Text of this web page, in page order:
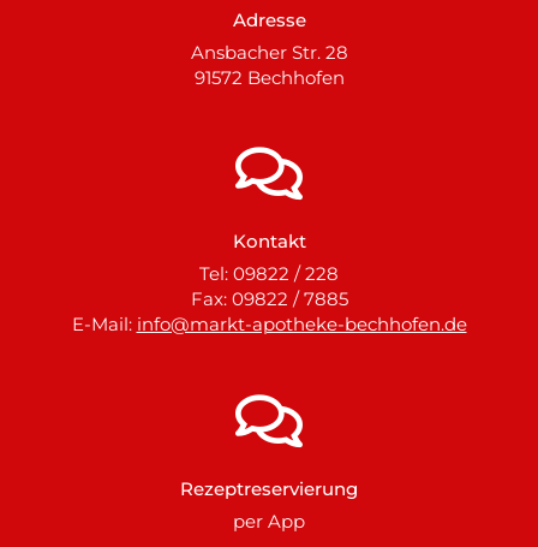
Adresse
Ansbacher Str. 28
91572 Bechhofen
Kontakt
Tel: 09822 / 228
Fax: 09822 / 7885
E-Mail: info@markt-apotheke-bechhofen.de
Rezeptreservierung
per App